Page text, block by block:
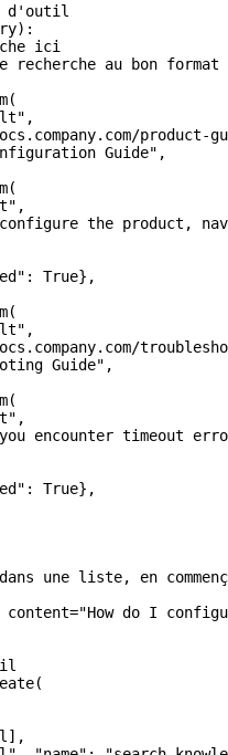
d'outil
):
ici
recherche au bon format
,
product-
Guide" ,
,
the product,
: True},
,
Guide" ,
,
encounter timeout
: True},
une liste, en
content="How do I